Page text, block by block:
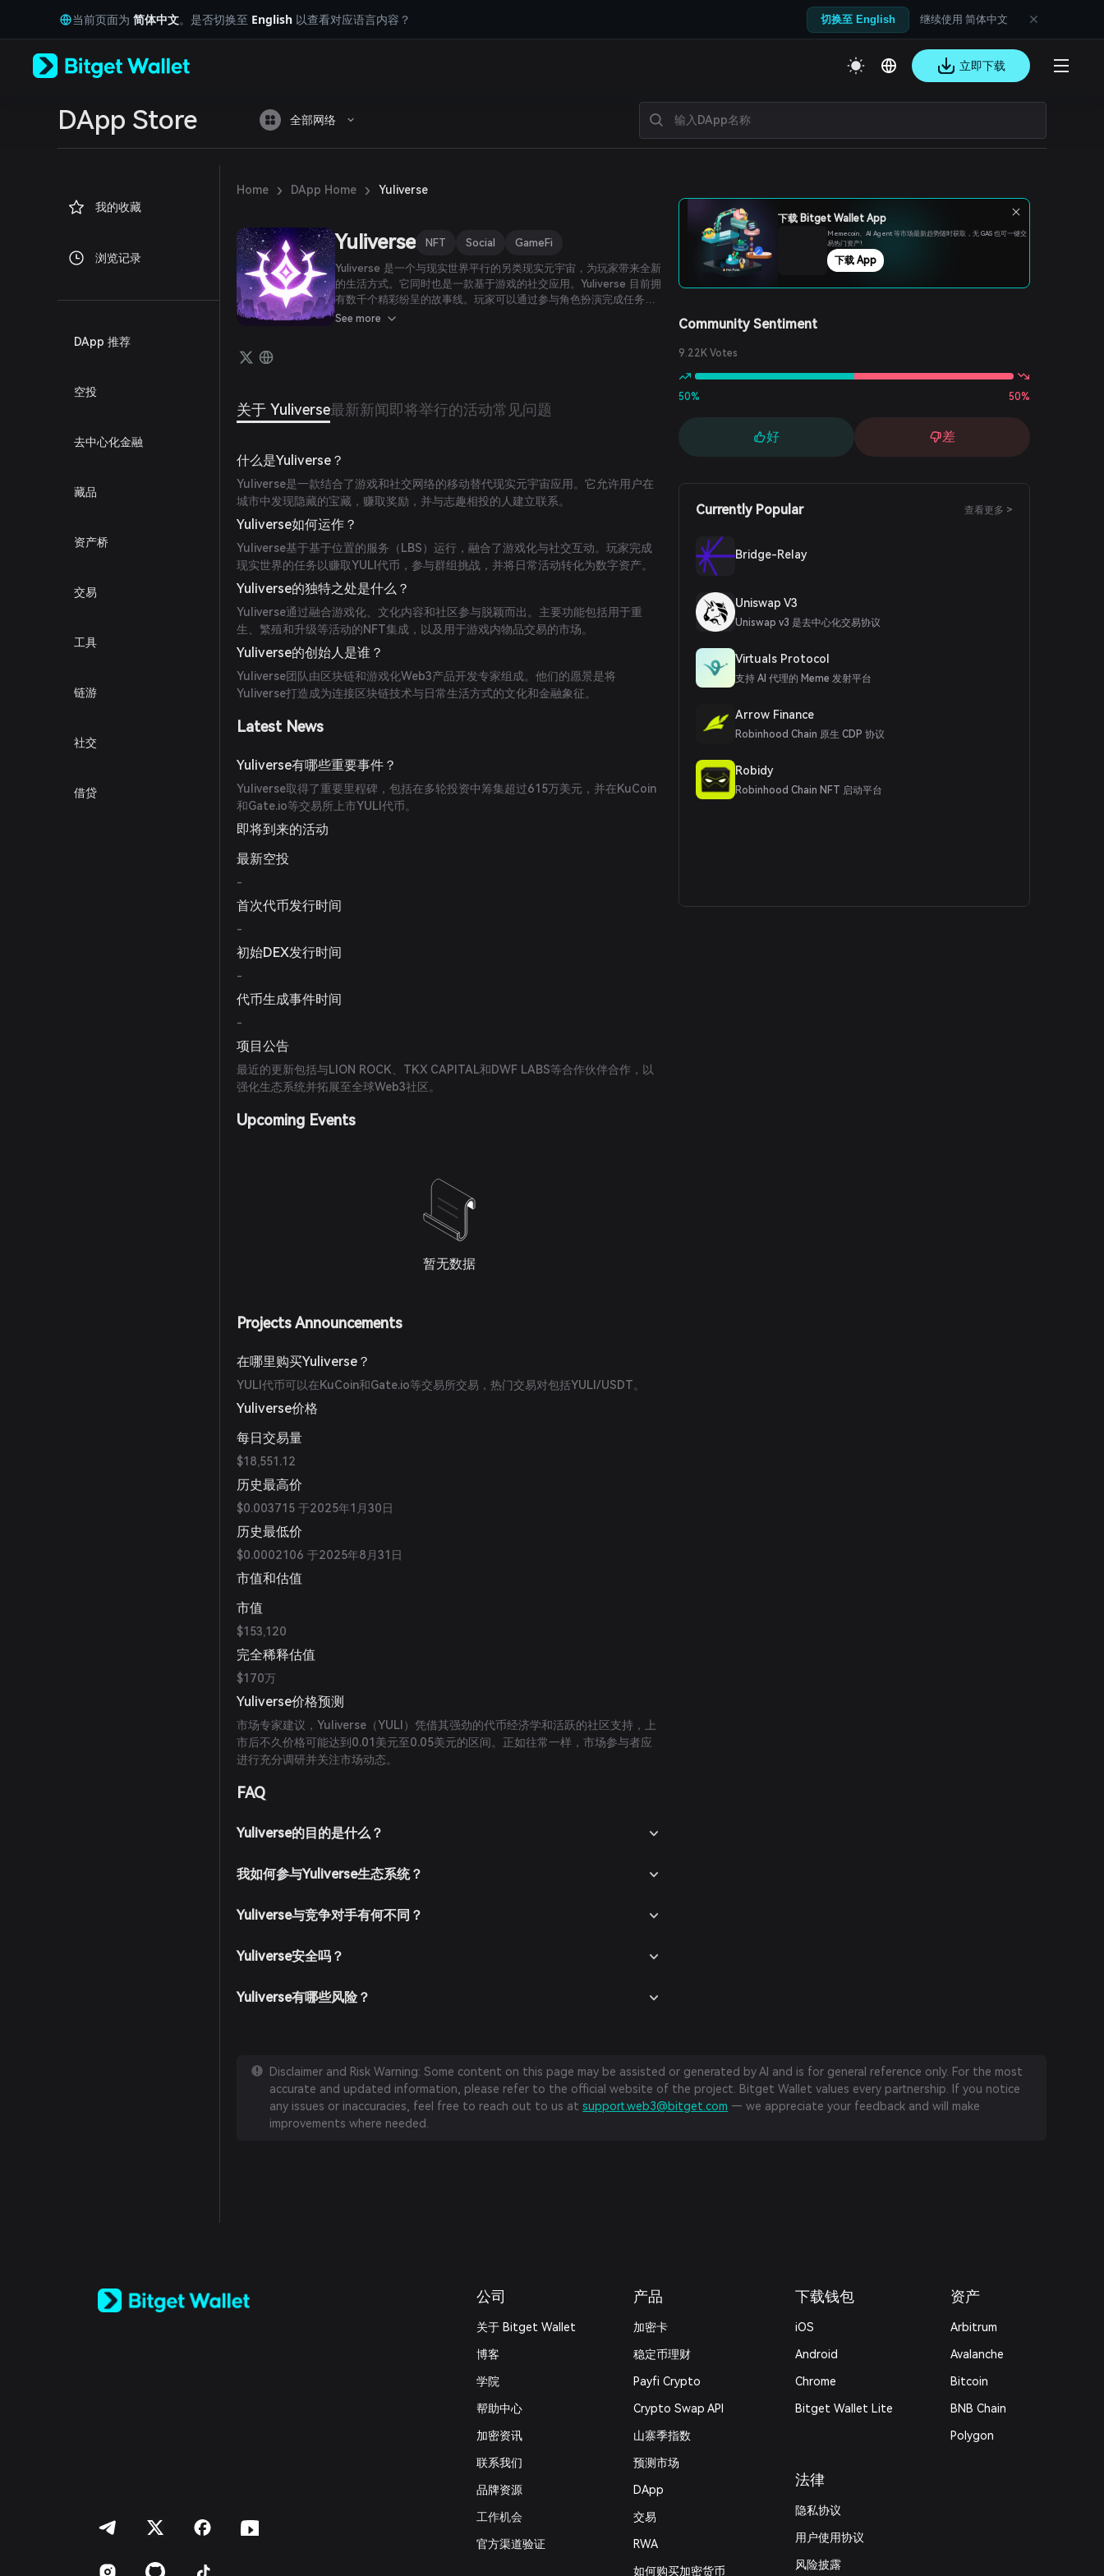
Tiếng Việt
Русский
Español (Latinoamérica)
Português (Portugal)
Bahasa Indonesia
Español (Argentina)
当前页面为 简体中文。是否切换至 English 以查看对应语言内容？ 切换至 English 继续使用 简体中文
立即下载
DApp Store 全部网络
我的收藏
浏览记录
DApp 推荐
空投
去中心化金融
藏品
资产桥
交易
工具
链游
社交
借贷
Home › DApp Home › Yuliverse
Yuliverse NFT Social GameFi
Yuliverse 是一个与现实世界平行的另类现实元宇宙，为玩家带来全新
的生活方式。它同时也是一款基于游戏的社交应用。Yuliverse 目前拥
有数千个精彩纷呈的故事线。玩家可以通过参与角色扮演完成任务，
获得 $ARG 和 $ART。
See more
关于 Yuliverse最新新闻即将举行的活动常见问题
什么是Yuliverse？
Yuliverse是一款结合了游戏和社交网络的移动替代现实元宇宙应用。它允许用户在
城市中发现隐藏的宝藏，赚取奖励，并与志趣相投的人建立联系。
Yuliverse如何运作？
Yuliverse基于基于位置的服务（LBS）运行，融合了游戏化与社交互动。玩家完成
现实世界的任务以赚取YULI代币，参与群组挑战，并将日常活动转化为数字资产。
Yuliverse的独特之处是什么？
Yuliverse通过融合游戏化、文化内容和社区参与脱颖而出。主要功能包括用于重
生、繁殖和升级等活动的NFT集成，以及用于游戏内物品交易的市场。
Yuliverse的创始人是谁？
Yuliverse团队由区块链和游戏化Web3产品开发专家组成。他们的愿景是将
Yuliverse打造成为连接区块链技术与日常生活方式的文化和金融象征。
Latest News
Yuliverse有哪些重要事件？
Yuliverse取得了重要里程碑，包括在多轮投资中筹集超过615万美元，并在KuCoin
和Gate.io等交易所上市YULI代币。
即将到来的活动
最新空投
-
首次代币发行时间
-
初始DEX发行时间
-
代币生成事件时间
-
项目公告
最近的更新包括与LION ROCK、TKX CAPITAL和DWF LABS等合作伙伴合作，以
强化生态系统并拓展至全球Web3社区。
Upcoming Events
暂无数据
Projects Announcements
在哪里购买Yuliverse？
YULI代币可以在KuCoin和Gate.io等交易所交易，热门交易对包括YULI/USDT。
Yuliverse价格
每日交易量
$18,551.12
历史最高价
$0.003715 于2025年1月30日
历史最低价
$0.0002106 于2025年8月31日
市值和估值
市值
$153,120
完全稀释估值
$170万
Yuliverse价格预测
市场专家建议，Yuliverse（YULI）凭借其强劲的代币经济学和活跃的社区支持，上
市后不久价格可能达到0.01美元至0.05美元的区间。正如往常一样，市场参与者应
进行充分调研并关注市场动态。
FAQ
Yuliverse的目的是什么？
我如何参与Yuliverse生态系统？
Yuliverse与竞争对手有何不同？
Yuliverse安全吗？
Yuliverse有哪些风险？
下载 Bitget Wallet App
Memecoin、Al Agent 等市场最新趋势随时获取，无 GAS 也可一键交
易热门资产!
下载 App
Community Sentiment
9.22K Votes
50% 50%
好 差
Currently Popular 查看更多 >
Bridge-Relay
Uniswap V3
Uniswap v3 是去中心化交易协议
Virtuals Protocol
支持 AI 代理的 Meme 发射平台
Arrow Finance
Robinhood Chain 原生 CDP 协议
Robidy
Robinhood Chain NFT 启动平台
Disclaimer and Risk Warning: Some content on this page may be assisted or generated by AI and is for general reference only. For the most
accurate and updated information, please refer to the official website of the project. Bitget Wallet values every partnership. If you notice
any issues or inaccuracies, feel free to reach out to us atsupport.web3@bitget.com — we appreciate your feedback and will make
improvements where needed.
Español (Latinoamérica)
公司
关于 Bitget Wallet
博客
学院
帮助中心
加密资讯
联系我们
品牌资源
工作机会
官方渠道验证
产品
加密卡
稳定币理财
Payfi Crypto
Crypto Swap API
山寨季指数
预测市场
DApp
交易
RWA
如何购买加密货币
下载钱包
iOS
Android
Chrome
Bitget Wallet Lite
法律
隐私协议
用户使用协议
风险披露
资产
Arbitrum
Avalanche
Bitcoin
BNB Chain
Polygon